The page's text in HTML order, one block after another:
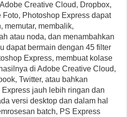
Creative Cloud, Dropbox,
Foto, Photoshop Express dapat
memutar, membalik,
atau noda, dan menambahkan
dapat bermain dengan 45 filter
Express, membuat kolase
di Adobe Creative Cloud,
Twitter, atau bahkan
jauh lebih ringan dan
versi desktop dan dalam hal
batch, PS Express